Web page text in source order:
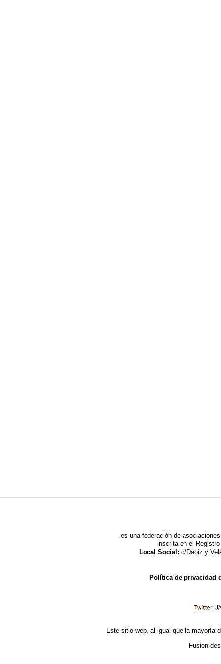
es una federación de
inscrita en el
Local Social: c/Daoiz y
Política de privacidad
Este sitio web, al igual que la mayoría
Fusion